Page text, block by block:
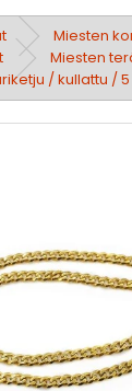
Miesten
Miesten
/ kullattu /